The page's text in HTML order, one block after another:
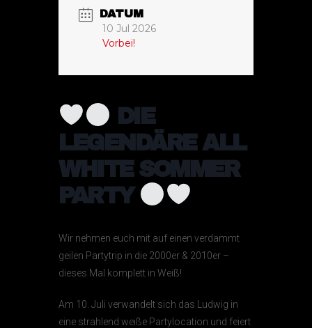
DATUM
10 Jul 2026
Vorbei!
DIE
LEGENDÄRE ALL
WHITE SOMMER
PARTY
Wir nehmen euch mit auf einen verdammt
geilen Partytrip in die 2000er & 2010er –
dieses Mal komplett in Weiß!
Am 10. Juli verwandelt sich das Ludwig in
eine strahlend weiße Partylocation und feiert